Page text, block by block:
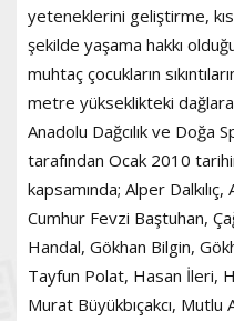
yeteneklerini geliştirme,
şekilde yaşama hakkı
muhtaç çocukların
metre yükseklikteki
Anadolu Dağcılık ve Doğa
tarafından Ocak 2010
kapsamında; Alper Dalkılıç,
Cumhur Fevzi Baştuhan,
Handal, Gökhan Bilgin,
Tayfun Polat, Hasan İleri,
Murat Büyükbıçakcı,